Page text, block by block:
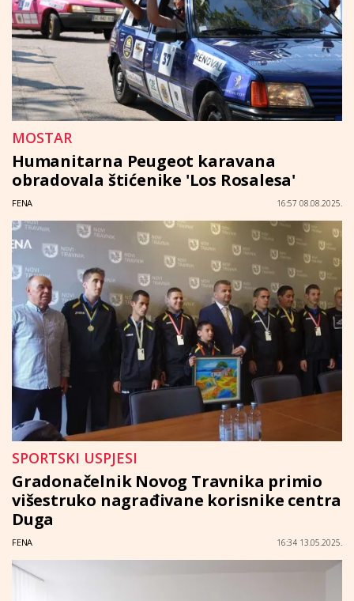
MOSTAR
Humanitarna Peugeot karavana
obradovala štićenike 'Los Rosalesa'
FENA 16:57 08.08.2025.
SPORTSKI USPJESI
Gradonačelnik Novog Travnika primio
višestruko nagrađivane korisnike centra
Duga
FENA 16:34 13.05.2025.